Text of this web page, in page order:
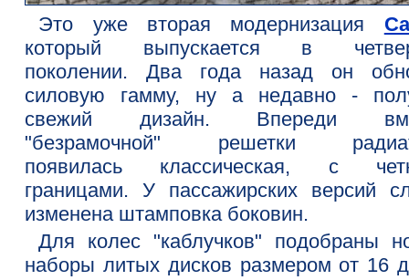
Это уже вторая модернизация
который выпускается в
поколении. Два года назад он
силовую гамму, ну а недавно -
свежий дизайн. Впереди
"безрамочной" решетки
появилась классическая, с
границами. У пассажирских версий
изменена штамповка боковин.
Для колес "каблучков" подобраны
наборы литых дисков размером от 16